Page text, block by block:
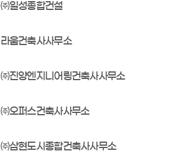
㈜일성종합건설
라움건축사사무소
㈜진양엔지니어링건축사사무소
㈜오퍼스건축사사무소
㈜삼현도시종합건축사사무소